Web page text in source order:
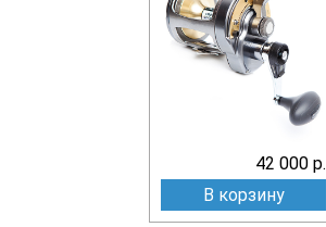
42 000 р.
В корзину